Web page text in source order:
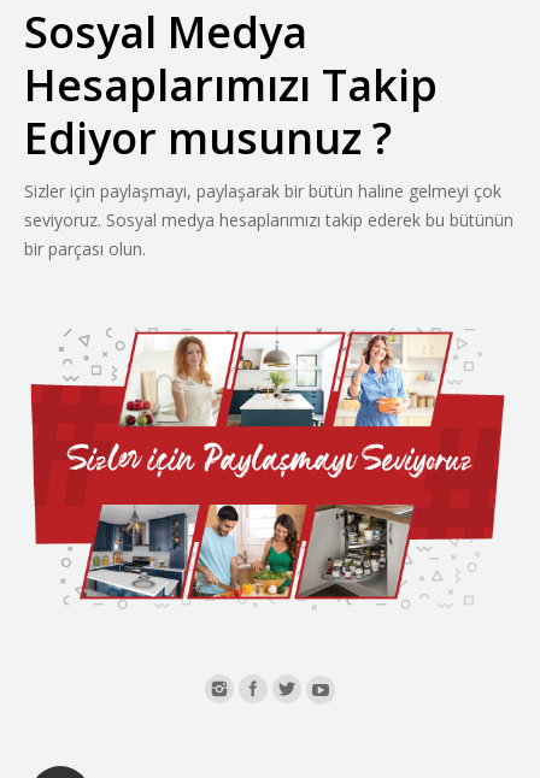
Sosyal Medya
Hesaplarımızı Takip
Ediyor musunuz ?
Sizler için paylaşmayı, paylaşarak bir bütün haline gelmeyi çok
seviyoruz. Sosyal medya hesaplarımızı takip ederek bu bütünün
bir parçası olun.